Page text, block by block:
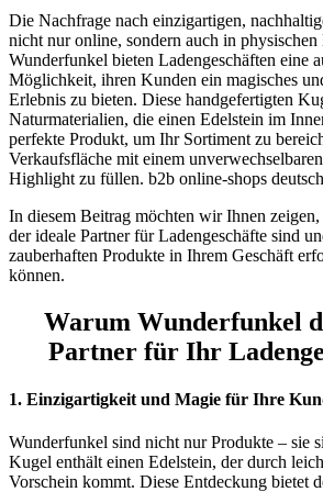
Die Nachfrage nach einzigartigen,
nicht nur online, sondern auch in physischen
Wunderfunkel bieten Ladengeschäften eine
Möglichkeit, ihren Kunden ein magisches
Erlebnis zu bieten. Diese handgefertigten
Naturmaterialien, die einen Edelstein im
perfekte Produkt, um Ihr Sortiment zu
Verkaufsfläche mit einem
Highlight zu füllen. b2b online-shops
In diesem Beitrag möchten wir Ihnen
der ideale Partner für Ladengeschäfte sind
zauberhaften Produkte in Ihrem Geschäft
können.
Warum Wunderfunkel
Partner für Ihr
1. Einzigartigkeit und Magie für Ihre
Wunderfunkel sind nicht nur Produkte – sie
Kugel enthält einen Edelstein, der durch
Vorschein kommt. Diese Entdeckung bietet